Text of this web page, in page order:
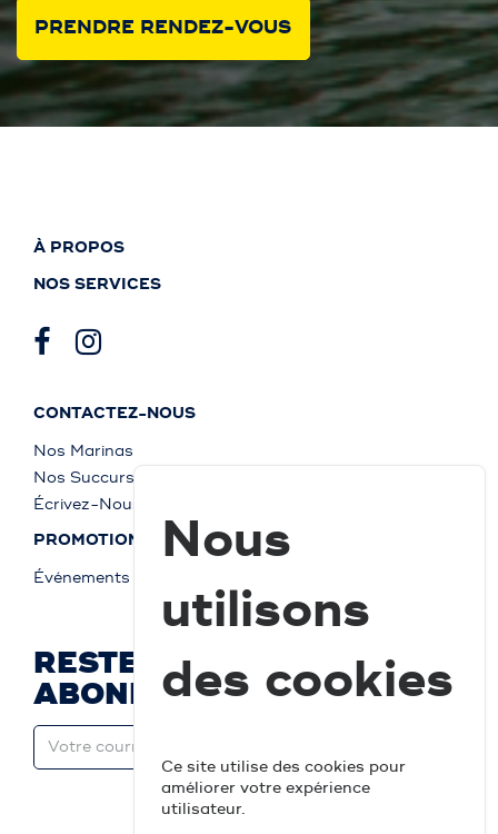
PRENDRE RENDEZ-VOUS
À PROPOS
NOS SERVICES
CONTACTEZ-NOUS
Nos Marinas
Nos Succursales
Écrivez-Nous
PROMOTIONS
Événements
RESTEZ À JOUR ET
ABONNEZ-VOUS
Nous
utilisons
des cookies
Ce site utilise des cookies pour
améliorer votre expérience
utilisateur.